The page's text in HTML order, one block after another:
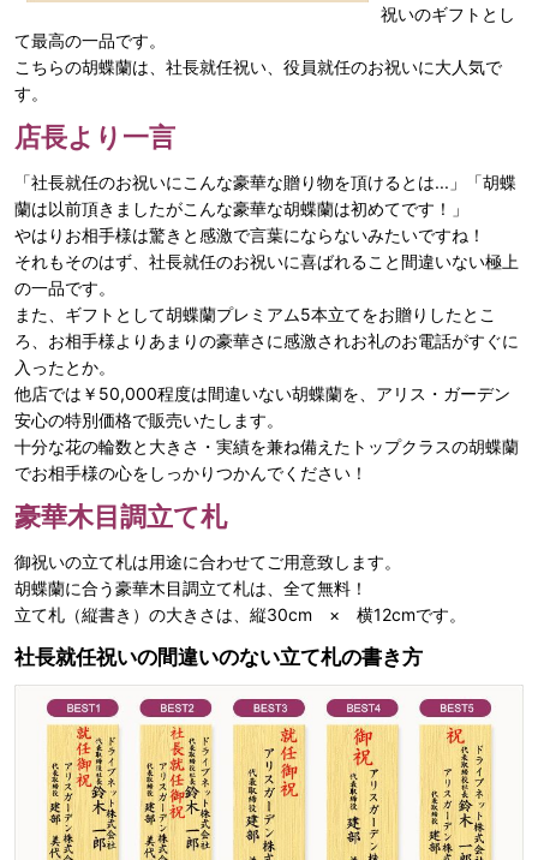
祝いのギフトとし
て最高の一品です。
こちらの胡蝶蘭は、社長就任祝い、役員就任のお祝いに大人気で
す。
店長より一言
「社長就任のお祝いにこんな豪華な贈り物を頂けるとは...」「胡蝶
蘭は以前頂きましたがこんな豪華な胡蝶蘭は初めてです！」
やはりお相手様は驚きと感激で言葉にならないみたいですね！
それもそのはず、社長就任のお祝いに喜ばれること間違いない極上
の一品です。
また、ギフトとして胡蝶蘭プレミアム5本立てをお贈りしたとこ
ろ、お相手様よりあまりの豪華さに感激されお礼のお電話がすぐに
入ったとか。
他店では￥50,000程度は間違いない胡蝶蘭を、アリス・ガーデン
安心の特別価格で販売いたします。
十分な花の輪数と大きさ・実績を兼ね備えたトップクラスの胡蝶蘭
でお相手様の心をしっかりつかんでください！
豪華木目調立て札
御祝いの立て札は用途に合わせてご用意致します。
胡蝶蘭に合う豪華木目調立て札は、全て無料！
立て札（縦書き）の大きさは、縦30cm × 横12cmです。
社長就任祝いの間違いのない立て札の書き方